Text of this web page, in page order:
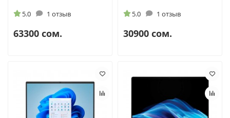
5.0 1 отзыв
63300 сом.
5.0 1 отзыв
30900 сом.